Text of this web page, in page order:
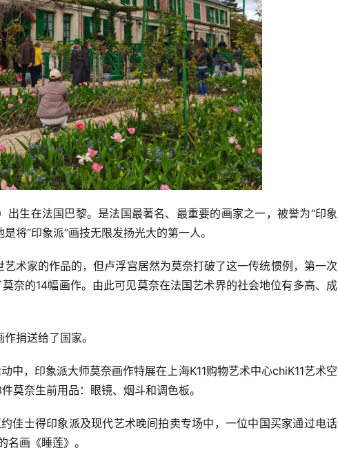
出生在法国巴黎。是法国最著名、最重要的画家之一，被誉为“印象
将“印象派”画技无限发扬光大的第一人。
术家的作品的，但卢浮宫居然为莫奈打破了这一传统惯例，第一次
奈的14幅画作。由此可见莫奈在法国艺术界的社会地位有多高、成
捐送给了国家。
中，印象派大师莫奈画作特展在上海K11购物艺术中心chiK11艺术空
莫奈生前用品：眼镜、烟斗和调色板。
佳士得印象派及现代艺术晚间拍卖专场中，一位中国买家通过电话
画《睡莲》。